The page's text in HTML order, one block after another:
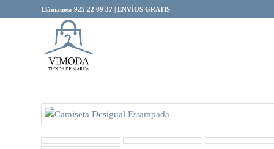
Llámanos: 925 22 09 37 | ENVÍOS GRATIS